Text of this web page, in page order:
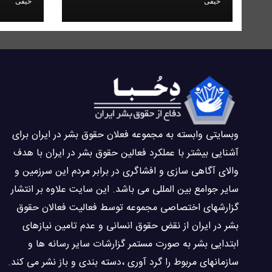
وبسايتى وابسته به مجموعه فعلان حقوق بشر در ایران برای
آشنایی بيشتر با عملکرد فعالین حقوق بشر در ایران با هدف
والاى آگاهى سازی و افشاگرى در برابر مردم این سرزمین و
ساير جوامع بین المللى می باشد. این سایت علاوه بر انتشار
گزارشهای اختصاصی مجموعه توسط فعاليت فعالان حقوق
بشر در ایران از نقض حقوق انسانی و عدم تامین نیازهای
ابتدایی بشر به صورت مستمر گزارشات سایر رسانه ها و
سازمانهای مربوط را گرد آوری ،دسته بندی و باز نشر می كند.